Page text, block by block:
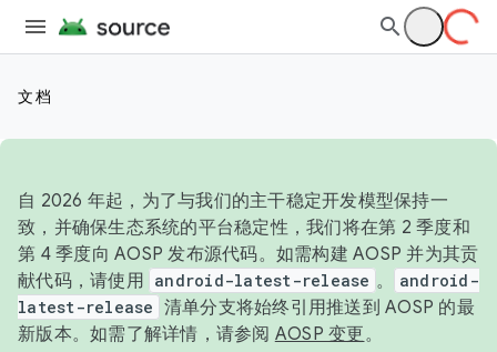
文档
自 2026 年起，为了与我们的主干稳定开发模型保持一
致，并确保生态系统的平台稳定性，我们将在第 2 季度和
第 4 季度向 AOSP 发布源代码。如需构建 AOSP 并为其贡
献代码，请使用 android-latest-release 。
android-
latest-release 清单分支将始终引用推送到 AOSP 的最
新版本。如需了解详情，请参阅 AOSP 变更。